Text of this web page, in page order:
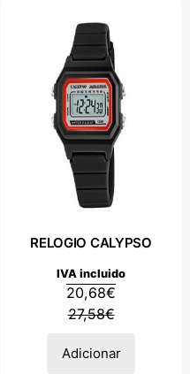
RELOGIO CALYPSO
27,58€
20,68€
IVA incluido
Adicionar